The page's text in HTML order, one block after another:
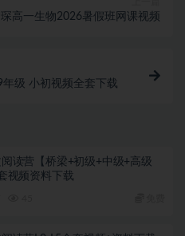
高一生物2026暑假班网课视频
级 小初视频全套下载
读营【桥梁+初级+中级+高级
视频资料下载